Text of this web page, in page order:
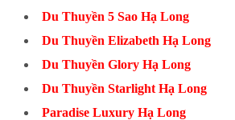
Du Thuyền 5 Sao Hạ Long
Du Thuyền Elizabeth Hạ Long
Du Thuyền Glory Hạ Long
Du Thuyền Starlight Hạ Long
Paradise Luxury Hạ Long